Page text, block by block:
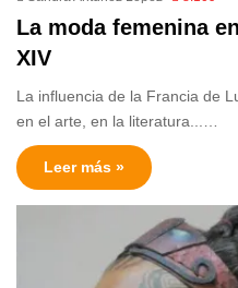
La moda femenina
XIV
La influencia de la Francia de
en el arte, en la literatura...…
Leer más »